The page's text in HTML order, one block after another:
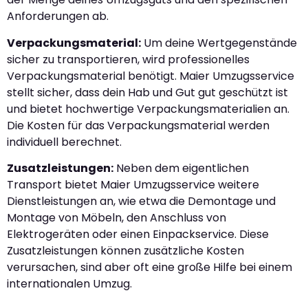
Anforderungen ab.
Verpackungsmaterial: Um deine Wertgegenstände
sicher zu transportieren, wird professionelles
Verpackungsmaterial benötigt. Maier Umzugsservice
stellt sicher, dass dein Hab und Gut gut geschützt ist
und bietet hochwertige Verpackungsmaterialien an.
Die Kosten für das Verpackungsmaterial werden
individuell berechnet.
Zusatzleistungen: Neben dem eigentlichen
Transport bietet Maier Umzugsservice weitere
Dienstleistungen an, wie etwa die Demontage und
Montage von Möbeln, den Anschluss von
Elektrogeräten oder einen Einpackservice. Diese
Zusatzleistungen können zusätzliche Kosten
verursachen, sind aber oft eine große Hilfe bei einem
internationalen Umzug.